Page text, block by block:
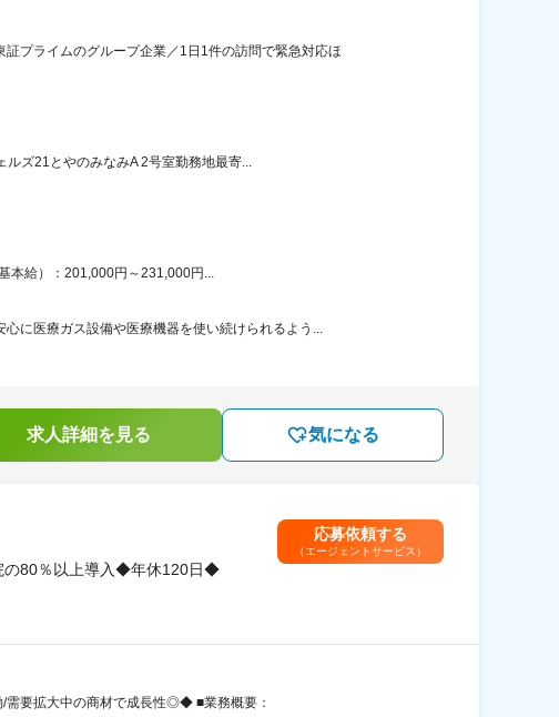
プライムのグループ企業／1日1件の訪問で緊急対応ほ
ズ21とやのみなみA 2号室勤務地最寄...
本給）：201,000円～231,000円...
に医療ガス設備や医療機器を使い続けられるよう...
求人詳細を見る 気になる
の80％以上導入◆年休120日◆
応募依頼する
（エージェントサービス）
需要拡大中の商材で成長性◎◆ ■業務概要：